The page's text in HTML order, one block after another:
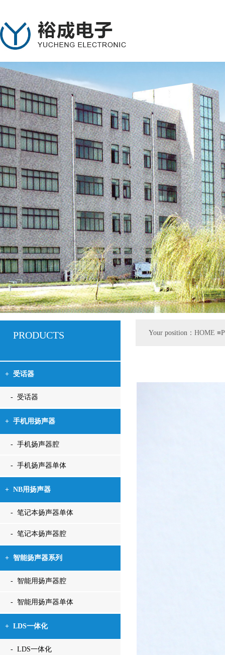
PRODUCTS
+ 受话器
- 受话器
+ 手机用扬声器
- 手机扬声器腔
- 手机扬声器单体
+ NB用扬声器
- 笔记本扬声器单体
- 笔记本扬声器腔
+ 智能扬声器系列
- 智能用扬声器腔
- 智能用扬声器单体
+ LDS一体化
- LDS一体化
Your position： HOME